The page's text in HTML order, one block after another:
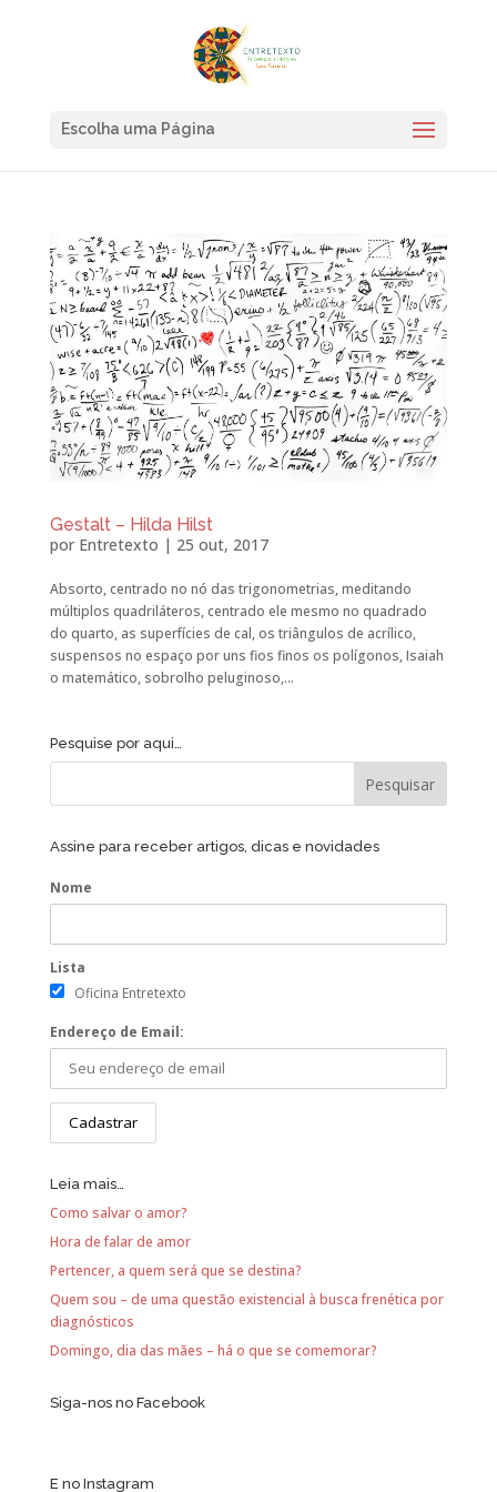
Escolha uma Página
Gestalt – Hilda Hilst
por Entretexto | 25 out, 2017
Absorto, centrado no nó das trigonometrias, meditando
múltiplos quadriláteros, centrado ele mesmo no quadrado
do quarto, as superfícies de cal, os triângulos de acrílico,
suspensos no espaço por uns fios finos os polígonos, Isaiah
o matemático, sobrolho peluginoso,...
Pesquise por aqui…
Assine para receber artigos, dicas e novidades
Nome
Lista
Oficina Entretexto
Endereço de Email:
Leia mais…
Como salvar o amor?
Hora de falar de amor
Pertencer, a quem será que se destina?
Quem sou – de uma questão existencial à busca frenética por
diagnósticos
Domingo, dia das mães – há o que se comemorar?
Siga-nos no Facebook
E no Instagram